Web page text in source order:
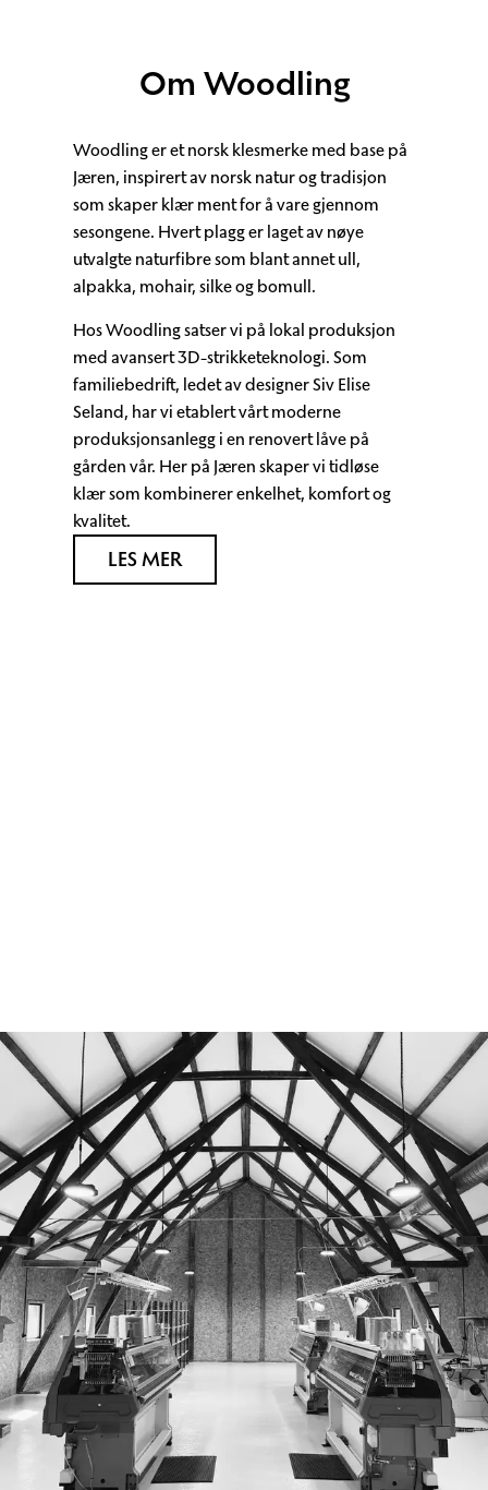
Om Woodling
Woodling er et norsk klesmerke med base på
Jæren, inspirert av norsk natur og tradisjon
som skaper klær ment for å vare gjennom
sesongene. Hvert plagg er laget av nøye
utvalgte naturfibre som blant annet ull,
alpakka, mohair, silke og bomull.
Hos Woodling satser vi på lokal produksjon
med avansert 3D-strikketeknologi. Som
familiebedrift, ledet av designer Siv Elise
Seland, har vi etablert vårt moderne
produksjonsanlegg i en renovert låve på
gården vår. Her på Jæren skaper vi tidløse
klær som kombinerer enkelhet, komfort og
kvalitet.
LES MER